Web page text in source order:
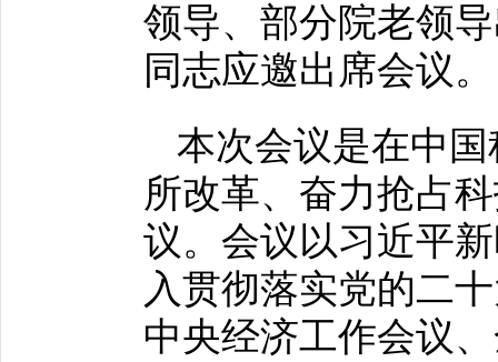
领导、部分院老领
同志应邀出席会议。
本次会议是在中
所改革、奋力抢占
议。会议以习近平
入贯彻落实党的二
中央经济工作会议